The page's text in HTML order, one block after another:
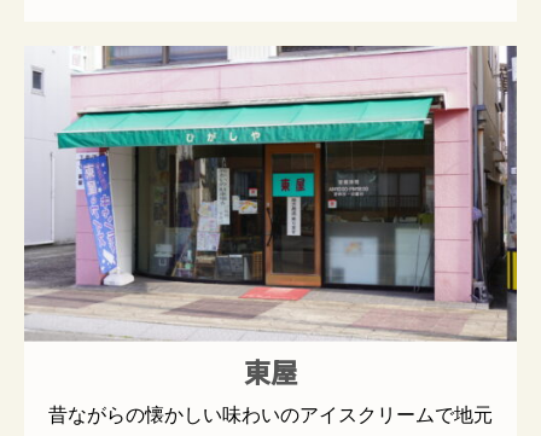
東屋
昔ながらの懐かしい味わいのアイスクリームで地元